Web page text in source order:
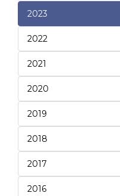
2023
2022
2021
2020
2019
2018
2017
2016